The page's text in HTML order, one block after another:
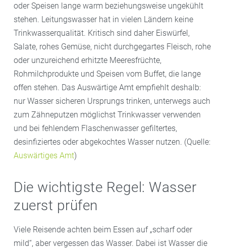
oder Speisen lange warm beziehungsweise ungekühlt
stehen. Leitungswasser hat in vielen Ländern keine
Trinkwasserqualität. Kritisch sind daher Eiswürfel,
Salate, rohes Gemüse, nicht durchgegartes Fleisch, rohe
oder unzureichend erhitzte Meeresfrüchte,
Rohmilchprodukte und Speisen vom Buffet, die lange
offen stehen. Das Auswärtige Amt empfiehlt deshalb:
nur Wasser sicheren Ursprungs trinken, unterwegs auch
zum Zähneputzen möglichst Trinkwasser verwenden
und bei fehlendem Flaschenwasser gefiltertes,
desinfiziertes oder abgekochtes Wasser nutzen. (Quelle:
Auswärtiges Amt)
Die wichtigste Regel: Wasser
zuerst prüfen
Viele Reisende achten beim Essen auf „scharf oder
mild“, aber vergessen das Wasser. Dabei ist Wasser die